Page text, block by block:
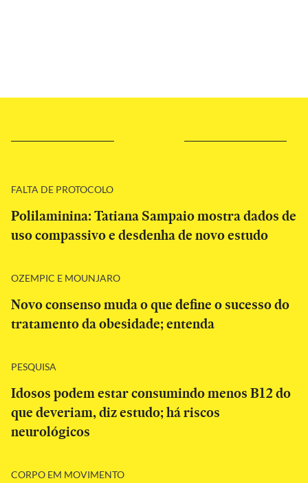
FALTA DE PROTOCOLO
Polilaminina: Tatiana Sampaio mostra dados de
uso compassivo e desdenha de novo estudo
OZEMPIC E MOUNJARO
Novo consenso muda o que define o sucesso do
tratamento da obesidade; entenda
PESQUISA
Idosos podem estar consumindo menos B12 do
que deveriam, diz estudo; há riscos
neurológicos
CORPO EM MOVIMENTO